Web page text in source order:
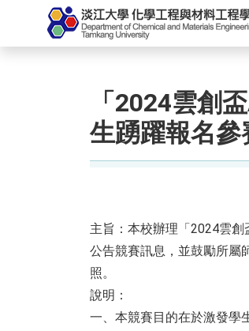
「2024雲創
生踴躍報名參
主旨：本校辦理「2024雲
公告競賽訊息，並鼓勵所屬
照。
說明：
一、本競賽目的在於激發學